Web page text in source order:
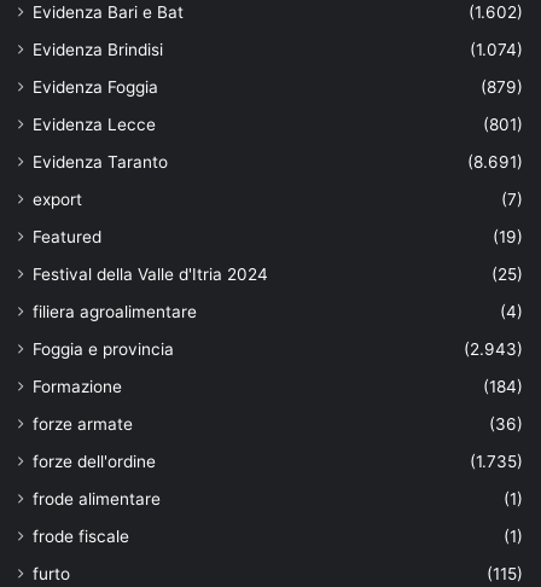
Evidenza Bari e Bat
(1.602)
Evidenza Brindisi
(1.074)
Evidenza Foggia
(879)
Evidenza Lecce
(801)
Evidenza Taranto
(8.691)
export
(7)
Featured
(19)
Festival della Valle d'Itria 2024
(25)
filiera agroalimentare
(4)
Foggia e provincia
(2.943)
Formazione
(184)
forze armate
(36)
forze dell'ordine
(1.735)
frode alimentare
(1)
frode fiscale
(1)
furto
(115)